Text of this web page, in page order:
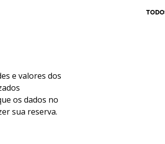
e valores dos
os dados no
sua reserva.